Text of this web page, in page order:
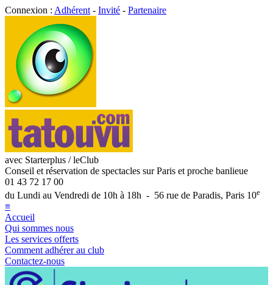
Connexion : Adhérent - Invité - Partenaire
avec Starterplus / leClub
Conseil et réservation de spectacles sur Paris et proche banlieue
01 43 72 17 00
du Lundi au Vendredi de 10h à 18h - 56 rue de Paradis, Paris 10e
≡
Accueil
Qui sommes nous
Les services offerts
Comment adhérer au club
Contactez-nous